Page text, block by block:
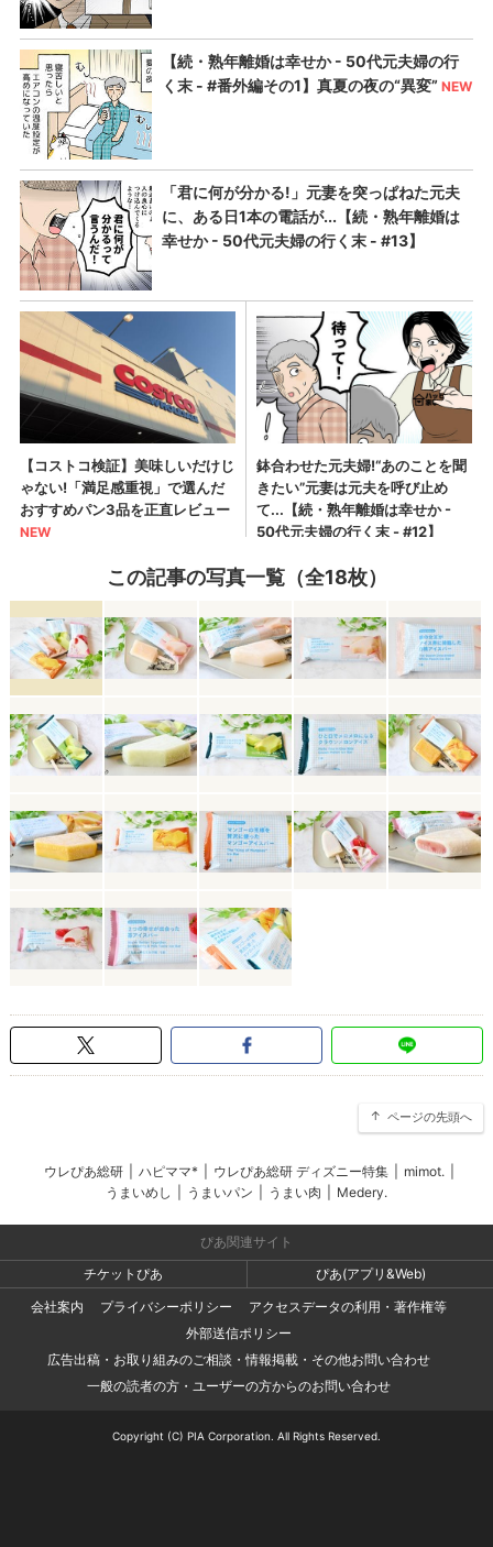
この記事の写真一覧（全18枚）
ページの先頭へ
ウレぴあ総研 ハピママ* ウレぴあ総研 ディズニー特集 mimot.
うまいめし
うまいパン うまい肉 Medery.
ぴあ関連サイト
チケットぴあ
ぴあ(アプリ&Web)
会社案内
プライバシーポリシー
アクセスデータの利用・著作権等
外部送信ポリシー
広告出稿・お取り組みのご相談・情報掲載・その他お問い合わせ
一般の読者の方・ユーザーの方からのお問い合わせ
Copyright (C) PIA Corporation. All Rights Reserved.